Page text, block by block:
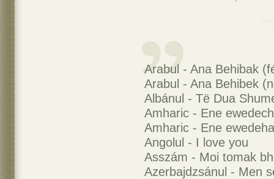
Arabul - Ana Behibak
Arabul - Ana Behibek
Albánul - Të Dua
Amharic - Ene
Amharic - Ene
Angolul - I love you
Asszám - Moi tomak
Azerbajdzsánul - Men